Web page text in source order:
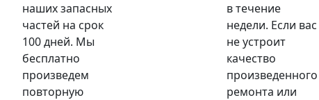
наших запасных
частей на срок
100 дней. Мы
бесплатно
произведем
повторную
в течение
недели. Если вас
не устроит
качество
произведенного
ремонта или